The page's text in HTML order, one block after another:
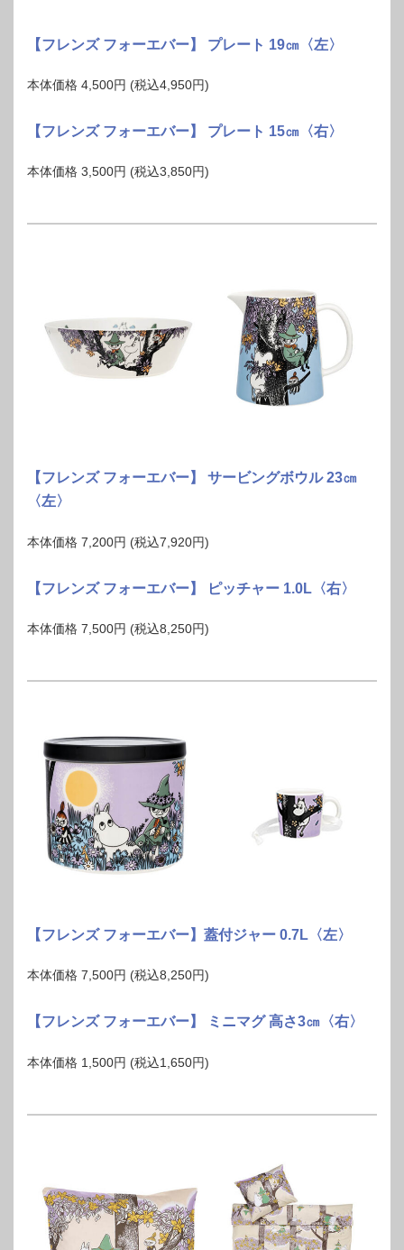
【フレンズ フォーエバー】 プレート 19㎝〈左〉
本体価格 4,500円 (税込4,950円)
【フレンズ フォーエバー】 プレート 15㎝〈右〉
本体価格 3,500円 (税込3,850円)
【フレンズ フォーエバー】 サービングボウル 23㎝
〈左〉
本体価格 7,200円 (税込7,920円)
【フレンズ フォーエバー】 ピッチャー 1.0L〈右〉
本体価格 7,500円 (税込8,250円)
【フレンズ フォーエバー】蓋付ジャー 0.7L〈左〉
本体価格 7,500円 (税込8,250円)
【フレンズ フォーエバー】 ミニマグ 高さ3㎝〈右〉
本体価格 1,500円 (税込1,650円)